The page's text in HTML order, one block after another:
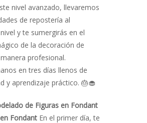
nivel avanzado, llevaremos
de repostería al
y te sumergirás en el
de la decoración de
profesional.
en tres días llenos de
y aprendizaje práctico. 🎂🧁
de Figuras en Fondant
Fondant En el primer día, te